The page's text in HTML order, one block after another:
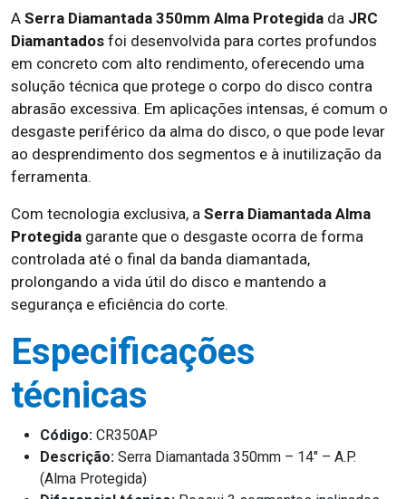
A Serra Diamantada 350mm Alma Protegida da JRC
Diamantados foi desenvolvida para cortes profundos
em concreto com alto rendimento, oferecendo uma
solução técnica que protege o corpo do disco contra
abrasão excessiva. Em aplicações intensas, é comum o
desgaste periférico da alma do disco, o que pode levar
ao desprendimento dos segmentos e à inutilização da
ferramenta.
Com tecnologia exclusiva, a Serra Diamantada Alma
Protegida garante que o desgaste ocorra de forma
controlada até o final da banda diamantada,
prolongando a vida útil do disco e mantendo a
segurança e eficiência do corte.
Especificações
técnicas
Código: CR350AP
Descrição: Serra Diamantada 350mm – 14″ – A.P.
(Alma Protegida)